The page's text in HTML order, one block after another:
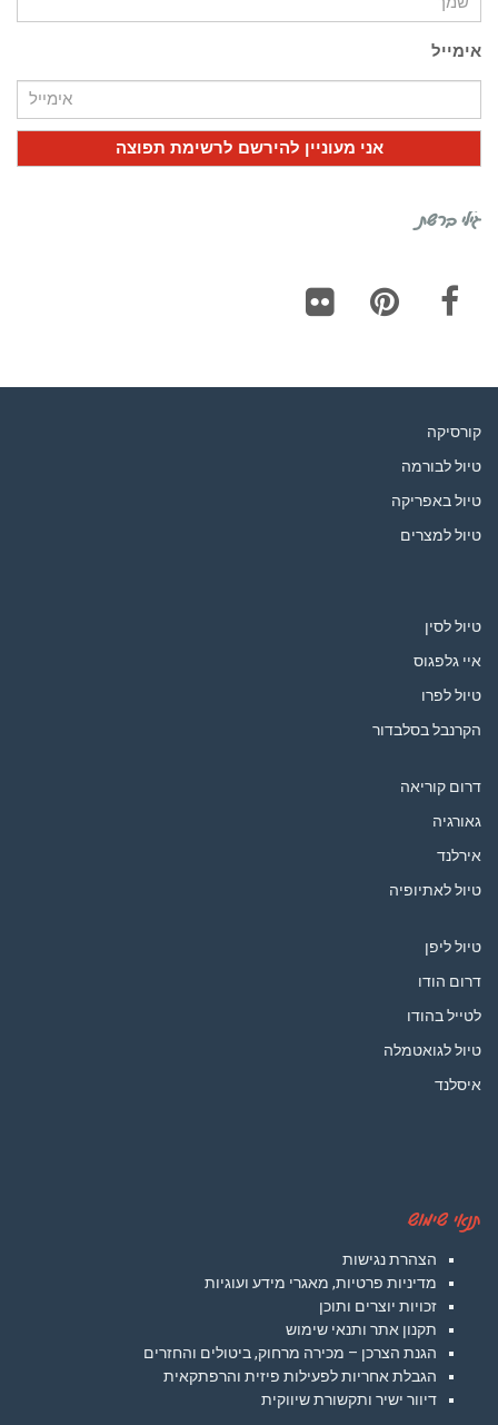
אימייל
גילי ברשת
קורסיקה
טיול לבורמה
טיול באפריקה
טיול למצרים
טיול לסין
איי גלפגוס
טיול לפרו
הקרנבל בסלבדור
דרום קוריאה
גאורגיה
אירלנד
טיול לאתיופיה
טיול ליפן
דרום הודו
לטייל בהודו
טיול לגואטמלה
איסלנד
תנאי שימוש
הצהרת נגישות
מדיניות פרטיות, מאגרי מידע ועוגיות
זכויות יוצרים ותוכן
תקנון אתר ותנאי שימוש
הגנת הצרכן – מכירה מרחוק, ביטולים והחזרים
הגבלת אחריות לפעילות פיזית והרפתקאית
דיוור ישיר ותקשורת שיווקית